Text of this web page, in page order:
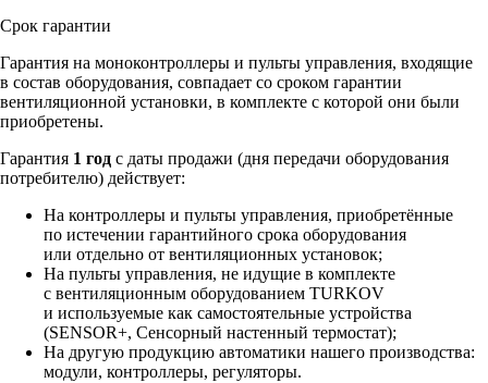
Срок гарантии
Гарантия на моноконтроллеры и пульты управления, входящие
в состав оборудования, совпадает со сроком гарантии
вентиляционной установки, в комплекте с которой они были
приобретены.
Гарантия 1 год с даты продажи (дня передачи оборудования
потребителю) действует:
На контроллеры и пульты управления, приобретённые
по истечении гарантийного срока оборудования
или отдельно от вентиляционных установок;
На пульты управления, не идущие в комплекте
с вентиляционным оборудованием TURKOV
и используемые как самостоятельные устройства
(SENSOR+, Сенсорный настенный термостат);
На другую продукцию автоматики нашего производства:
модули, контроллеры, регуляторы.